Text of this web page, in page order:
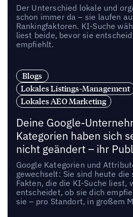
Der Unterschied lokale und
schon immer da – sie laufen
Rankingfaktoren. KI-Suche
liest beide, bevor sie
empfiehlt.
Blogs
Lokales Listings-Management
Lokales AEO Marketing
Deine Google-
Kategorien haben sich
nicht geändert – ihr
Google Kategorien und
gewechselt: Sie sind heute
Fakten, die die KI-Suche liest,
entscheidet, ob sie dich
sie – pro Standort, in großem